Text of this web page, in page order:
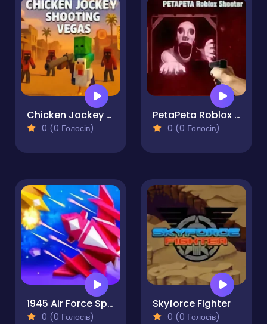
Chicken Jockey Shooting Vegas
0 (0 Голосів)
PetaPeta Roblox Shooter
0 (0 Голосів)
1945 Air Force Space Shooter
0 (0 Голосів)
Skyforce Fighter
0 (0 Голосів)